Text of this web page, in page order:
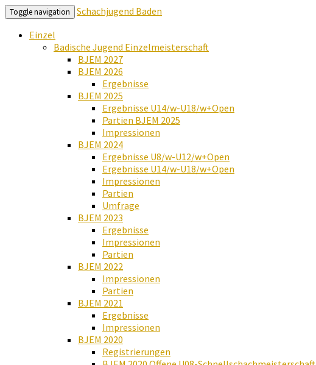
Toggle navigation
Schachjugend Baden
Einzel
Badische Jugend Einzelmeisterschaft
BJEM 2027
BJEM 2026
Ergebnisse
BJEM 2025
Ergebnisse U14/w-U18/w+Open
Partien BJEM 2025
Impressionen
BJEM 2024
Ergebnisse U8/w-U12/w+Open
Ergebnisse U14/w-U18/w+Open
Impressionen
Partien
Umfrage
BJEM 2023
Ergebnisse
Impressionen
Partien
BJEM 2022
Impressionen
Partien
BJEM 2021
Ergebnisse
Impressionen
BJEM 2020
Registrierungen